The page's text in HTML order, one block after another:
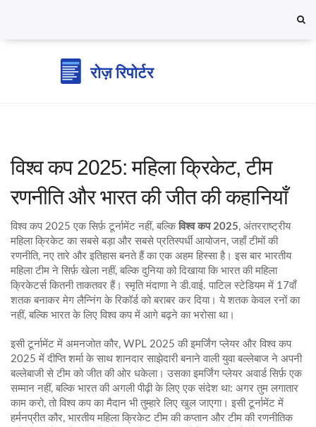
विश्व कप 2025: महिला क्रिकेट, टीम
रणनीति और भारत की जीत की कहानियाँ
विश्व कप 2025 एक सिर्फ़ टूर्नामेंट नहीं, बल्कि विश्व कप 2025, अंतरराष्ट्रीय
महिला क्रिकेट का सबसे बड़ा और सबसे प्रतिस्पर्धी आयोजन, जहाँ टीमों की
रणनीति, नए तारे और इतिहास बनते हैंका एक अहम हिस्सा है। इस बार भारतीय
महिला टीम ने सिर्फ़ खेला नहीं, बल्कि दुनिया को दिखाया कि भारत की महिला
क्रिकेटर्स कितनी ताकतवर हैं। स्मृति मंदाणा ने डी.वाई. पाटिल स्टेडियम में 17वाँ
शतक बनाकर मेग लैन्निंग के रिकॉर्ड को बराबर कर दिया। ये शतक केवल रनों का
नहीं, बल्कि भारत के लिए विश्व कप में आगे बढ़ने का भरोसा था।
इसी टूर्नामेंट में अमनजोत कौर, WPL 2025 की इमर्जिंग प्लेयर और विश्व कप
2025 में दीप्ति शर्मा के साथ शानदार साझेदारी बनाने वाली युवा बल्लेबाज ने अपनी
बल्लेबाजी से टीम को जीत की ओर धकेला। उसका इमर्जिंग प्लेयर अवार्ड सिर्फ़ एक
सम्मान नहीं, बल्कि भारत की अगली पीढ़ी के लिए एक संदेश था: अगर तुम लगातार
काम करो, तो विश्व कप का मैदान भी तुम्हारे लिए खुल जाएगा। इसी टूर्नामेंट में
हर्मनप्रीत कौर, भारतीय महिला क्रिकेट टीम की कप्तान और टीम की रणनीतिक